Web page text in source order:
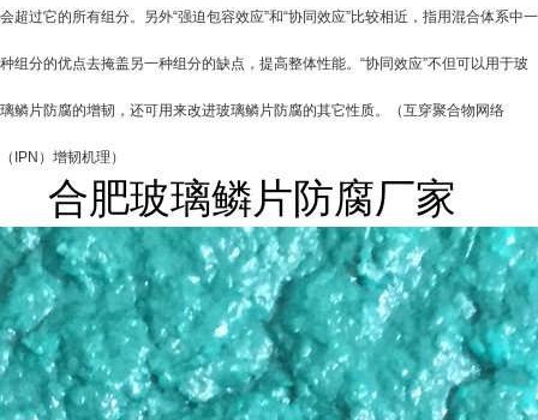
会超过它的所有组分。另外“强迫包容效应”和“协同效应”比较相近，指用混合体系中一
种组分的优点去掩盖另一种组分的缺点，提高整体性能。“协同效应”不但可以用于玻
璃鳞片防腐的增韧，还可用来改进玻璃鳞片防腐的其它性质。（互穿聚合物网络
（ IPN ）增韧机理）
合肥玻璃鳞片防腐厂家